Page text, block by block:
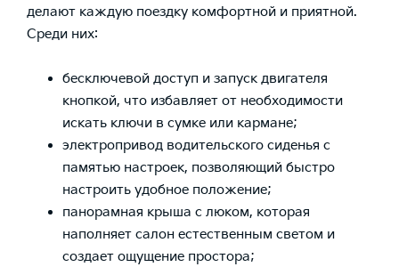
делают каждую поездку комфортной и приятной.
Среди них:
бесключевой доступ и запуск двигателя
кнопкой, что избавляет от необходимости
искать ключи в сумке или кармане;
электропривод водительского сиденья с
памятью настроек, позволяющий быстро
настроить удобное положение;
панорамная крыша с люком, которая
наполняет салон естественным светом и
создает ощущение простора;